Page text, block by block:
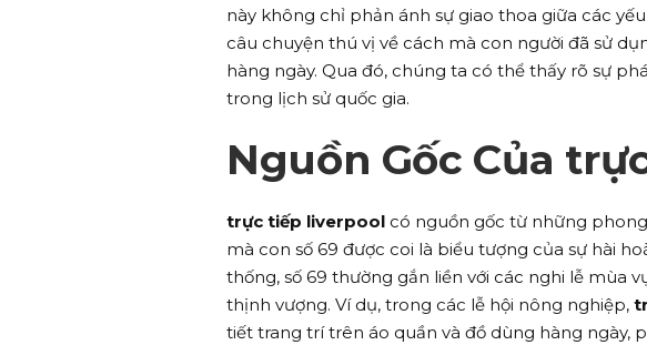
này không chỉ phản ánh sự giao thoa giữa các
câu chuyện thú vị về cách mà con người đã sử
hàng ngày. Qua đó, chúng ta có thể thấy rõ sự
trong lịch sử quốc gia.
Nguồn Gốc Của
trực tiếp liverpool có nguồn gốc từ những
mà con số 69 được coi là biểu tượng của sự hài
thống, số 69 thường gắn liền với các nghi lễ mùa
thịnh vượng. Ví dụ, trong các lễ hội nông nghiệp,
tiết trang trí trên áo quần và đồ dùng hàng ngày,